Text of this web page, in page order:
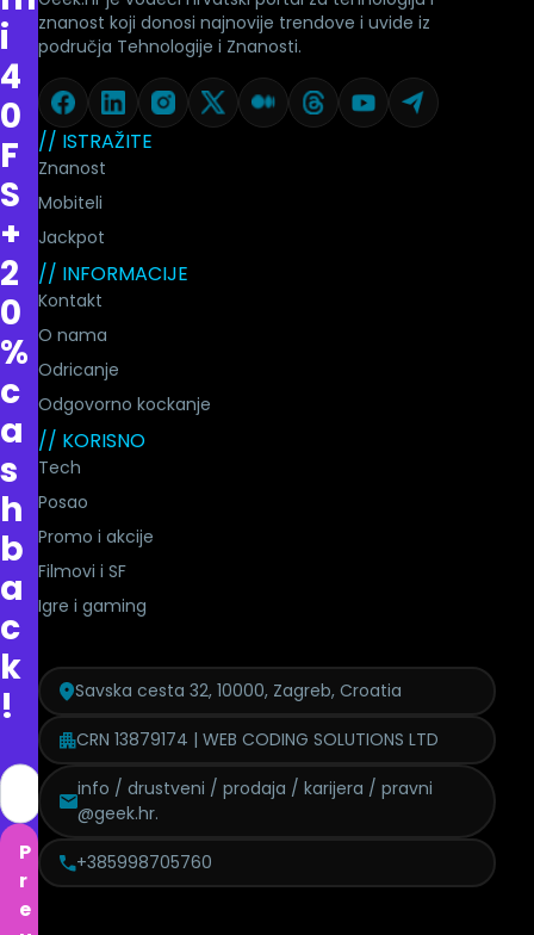
i
4
0
F
S
+
2
0
%
c
a
s
h
b
a
c
k
!
P
r
e
// ISTRAŽITE
Znanost
Mobiteli
Jackpot
// INFORMACIJE
Kontakt
O nama
Odricanje
Odgovorno kockanje
// KORISNO
Tech
Posao
Promo i akcije
Filmovi i SF
Igre i gaming
znanost koji donosi najnovije trendove i uvide iz
područja Tehnologije i Znanosti.
Savska cesta 32, 10000, Zagreb, Croatia
CRN 13879174 | WEB CODING SOLUTIONS LTD
info / drustveni / prodaja / karijera / pravni
@geek.hr.
+385998705760